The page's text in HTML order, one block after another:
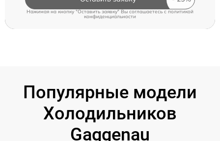
Нажимая на кнопку "Оставить заявку" Вы соглашаетесь cполитикой
конфиденциальности
Популярные модели
Холодильников
Gaggenau